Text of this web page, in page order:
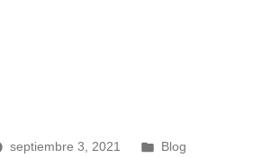
septiembre 3, 2021
Blog